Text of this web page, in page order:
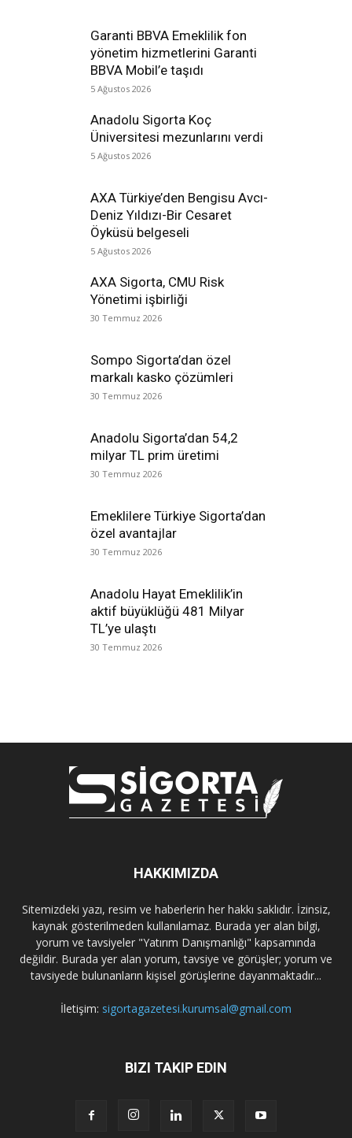
Garanti BBVA Emeklilik fon
yönetim hizmetlerini Garanti
BBVA Mobil’e taşıdı
5 Ağustos 2026
Anadolu Sigorta Koç
Üniversitesi mezunlarını verdi
5 Ağustos 2026
AXA Türkiye’den Bengisu Avcı-
Deniz Yıldızı-Bir Cesaret
Öyküsü belgeseli
5 Ağustos 2026
AXA Sigorta, CMU Risk
Yönetimi işbirliği
30 Temmuz 2026
Sompo Sigorta’dan özel
markalı kasko çözümleri
30 Temmuz 2026
Anadolu Sigorta’dan 54,2
milyar TL prim üretimi
30 Temmuz 2026
Emeklilere Türkiye Sigorta’dan
özel avantajlar
30 Temmuz 2026
Anadolu Hayat Emeklilik’in
aktif büyüklüğü 481 Milyar
TL’ye ulaştı
30 Temmuz 2026
HAKKIMIZDA
Sitemizdeki yazı, resim ve haberlerin her hakkı saklıdır. İzinsiz,
kaynak gösterilmeden kullanılamaz. Burada yer alan bilgi,
yorum ve tavsiyeler "Yatırım Danışmanlığı" kapsamında
değildir. Burada yer alan yorum, tavsiye ve görüşler; yorum ve
tavsiyede bulunanların kişisel görüşlerine dayanmaktadır...
İletişim: sigortagazetesi.kurumsal@gmail.com
BIZI TAKIP EDIN